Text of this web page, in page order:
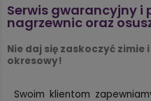
Serwis gwarancyjny
nagrzewnic oraz
Nie daj się zaskoczyć zimie
okresowy!
Swoim klientom